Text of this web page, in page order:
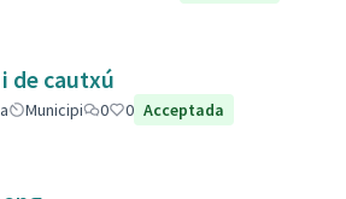
de cautxú
Municipi 0 0 Acceptada